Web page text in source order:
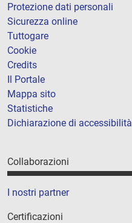
Protezione dati personali
Sicurezza online
Tuttogare
Cookie
Credits
Il Portale
Mappa sito
Statistiche
Dichiarazione di accessibilità
Collaborazioni
I nostri partner
Certificazioni